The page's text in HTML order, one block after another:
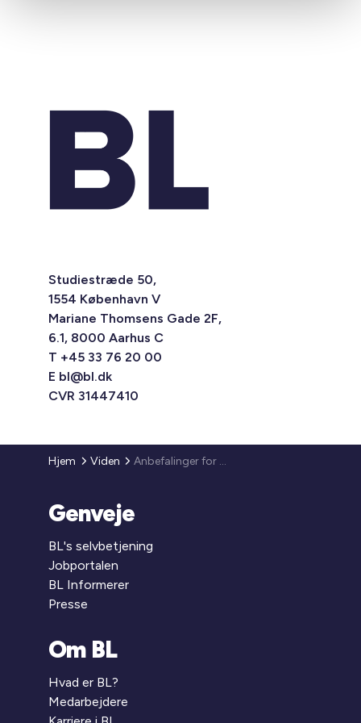
Studiestræde 50,
1554 København V
Mariane Thomsens Gade 2F,
6.1, 8000 Aarhus C
T +45 33 76 20 00
E bl@bl.dk
CVR 31447410
Hjem Viden Anbefalinger for drift af ventilationsanlæg under coronavirus trækkes tilbage
Genveje
BL's selvbetjening
Jobportalen
BL Informerer
Presse
Om BL
Hvad er BL?
Medarbejdere